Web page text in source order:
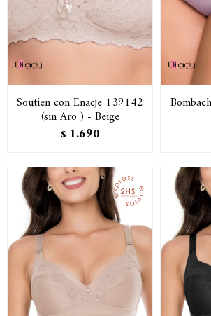
Soutien con Enacje 139142
(sin Aro ) - Beige
$ 1.690